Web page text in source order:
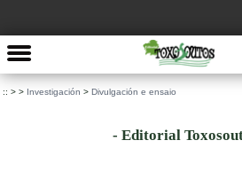
:: > > Investigación > Divulgación e ensaio
- Editorial